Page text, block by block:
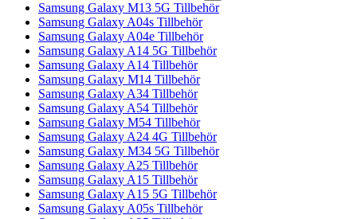
Samsung Galaxy M13 5G Tillbehör
Samsung Galaxy A04s Tillbehör
Samsung Galaxy A04e Tillbehör
Samsung Galaxy A14 5G Tillbehör
Samsung Galaxy A14 Tillbehör
Samsung Galaxy M14 Tillbehör
Samsung Galaxy A34 Tillbehör
Samsung Galaxy A54 Tillbehör
Samsung Galaxy M54 Tillbehör
Samsung Galaxy A24 4G Tillbehör
Samsung Galaxy M34 5G Tillbehör
Samsung Galaxy A25 Tillbehör
Samsung Galaxy A15 Tillbehör
Samsung Galaxy A15 5G Tillbehör
Samsung Galaxy A05s Tillbehör